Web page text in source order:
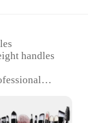
handles
bristles for